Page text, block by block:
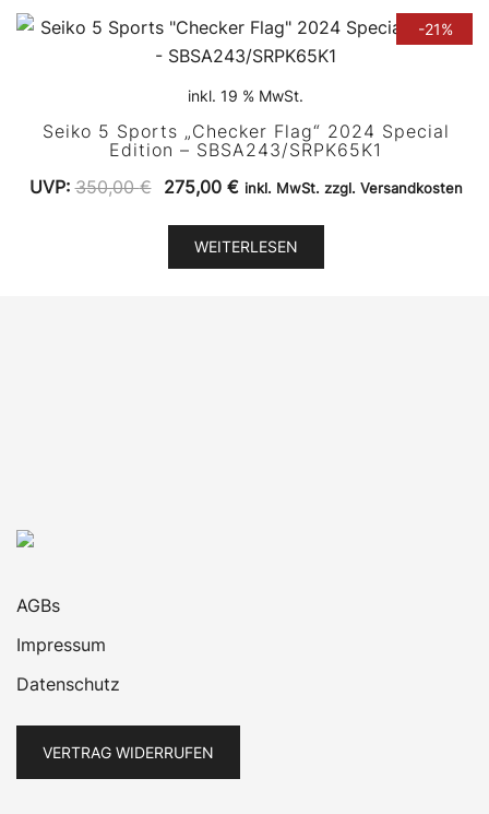
-21%
inkl. 19 % MwSt.
Seiko 5 Sports „Checker Flag“ 2024 Special
Edition – SBSA243/SRPK65K1
UVP: 350,00€
Ursprünglicher
war:
350,00 €
275,00 €Aktueller
ist:
275,00 €.
inkl. MwSt. zzgl. Versandkosten
WEITERLESEN
AGBs
Impressum
Datenschutz
VERTRAG WIDERRUFEN